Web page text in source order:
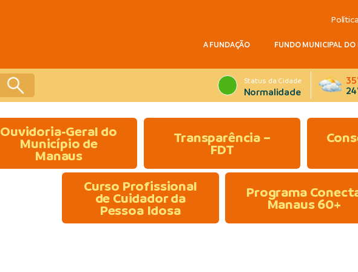
A FUNDAÇÃO FUNDO MUNICIPAL
Status da Cidade
Normalidade
Ouvidoria-Geral do
Município de
Manaus
Transparência –
FDT
Curso Profissional
de Cuidador da
Pessoa Idosa
Programa
Manaus 60+